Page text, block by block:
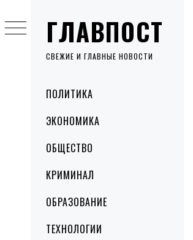
ГЛАВПОСТ
СВЕЖИЕ И ГЛАВНЫЕ НОВОСТИ
MenuПОЛИТИКА
ЭКОНОМИКА
ОБЩЕСТВО
КРИМИНАЛ
ОБРАЗОВАНИЕ
ТЕХНОЛОГИИ
to
content